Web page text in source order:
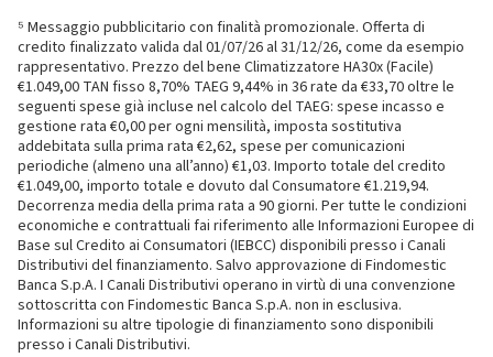
⁵ Messaggio pubblicitario con finalità promozionale. Offerta di
credito finalizzato valida dal 01/07/26 al 31/12/26, come da esempio
rappresentativo. Prezzo del bene Climatizzatore HA30x (Facile)
€1.049,00 TAN fisso 8,70% TAEG 9,44% in 36 rate da €33,70 oltre le
seguenti spese già incluse nel calcolo del TAEG: spese incasso e
gestione rata €0,00 per ogni mensilità, imposta sostitutiva
addebitata sulla prima rata €2,62, spese per comunicazioni
periodiche (almeno una all’anno) €1,03. Importo totale del credito
€1.049,00, importo totale e dovuto dal Consumatore €1.219,94.
Decorrenza media della prima rata a 90 giorni. Per tutte le condizioni
economiche e contrattuali fai riferimento alle Informazioni Europee di
Base sul Credito ai Consumatori (IEBCC) disponibili presso i Canali
Distributivi del finanziamento. Salvo approvazione di Findomestic
Banca S.p.A. I Canali Distributivi operano in virtù di una convenzione
sottoscritta con Findomestic Banca S.p.A. non in esclusiva.
Informazioni su altre tipologie di finanziamento sono disponibili
presso i Canali Distributivi.